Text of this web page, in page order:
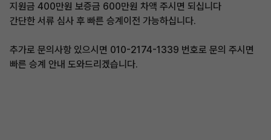
지원금 400만원 보증금 600만원 차액 주시면 되십니다
간단한 서류 심사 후 빠른 승계이전 가능하십니다.
추가로 문의사항 있으시면 010-2174-1339 번호로 문의 주시면
빠른 승계 안내 도와드리겠습니다.